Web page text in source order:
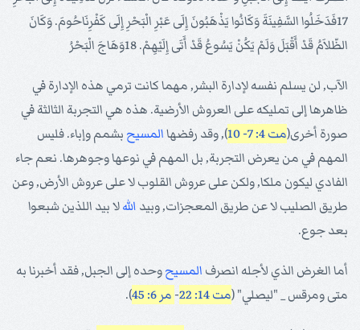
17فَدَخَلُوا السَّفِينَةَ وَكَانُوا يَذْهَبُونَ إِلَى عَبْرِ الْبَحْرِ إِلَى كَفْرِنَاحُومَ. وَكَانَ
الظّلاَمُ قَدْ أَقْبَلَ وَلَمْ يَكُنْ يَسُوعُ قَدْ أَتَى إِلَيْهِمْ. 18وَهَاجَ الْبَحْرُ
الآب, لن يسلم نفسه لإدارة البشر, مهما كانت ترمي هذه الإدارة في
ظاهرها إلى تمليكه على العروش الأرضية. هذه هي التجربة الثالثة في
صورة أخرى(مت 4: 7- 10 ), وقد رفضهاالمسيح بشمم وإباء. فليس
المهم في من يعرض التجربة, بل المهم في نوعها وجوهرها. نعم جاء
الفادي ليكون ملكا, ولكن على عروش القلوب لا على عروش الأرض, وعن
طريق الصليب لا عن طريق المعجزات, وبيد اللهلا بيد اللذين شبعوا
بعد جوع.
أما الغرض الذي لأجله انصرف المسيحوحده إلى الجبل, فقد أخبرنا به
متى ومرقس _ "ليصلي" (مت 14: 22 - مر 6: 45 ).